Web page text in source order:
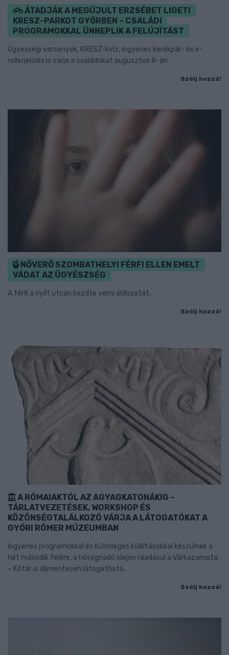
ÁTADJÁK A MEGÚJULT ERZSÉBET LIGETI
KRESZ-PARKOT GYŐRBEN – CSALÁDI
PROGRAMOKKAL ÜNNEPLIK A FELÚJÍTÁST
Ügyességi versenyek, KRESZ-kvíz, ingyenes kerékpár- és e-
rollerjelölés is várja a családokat augusztus 8-án.
Szólj hozzá!
NŐVERŐ SZOMBATHELYI FÉRFI ELLEN EMELT
VÁDAT AZ ÜGYÉSZSÉG
A férfi a nyílt utcán kezdte verni áldozatát.
Szólj hozzá!
A RÓMAIAKTÓL AZ AGYAGKATONÁKIG –
TÁRLATVEZETÉSEK, WORKSHOP ÉS
KÖZÖNSÉGTALÁLKOZÓ VÁRJA A LÁTOGATÓKAT A
GYŐRI RÓMER MÚZEUMBAN
Ingyenes programokkal és különleges kiállításokkal készülnek a
hét második felére, a hőségriadó idején ráadásul a Várkazamata
– Kőtár is díjmentesen látogatható.
Szólj hozzá!